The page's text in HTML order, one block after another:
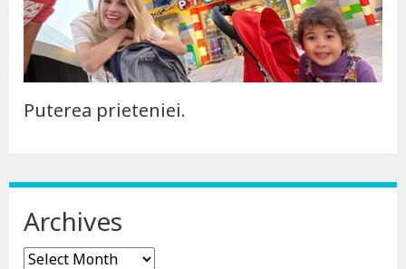
Puterea prieteniei.
Archives
Archives